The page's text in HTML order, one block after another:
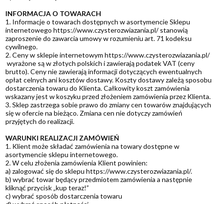
INFORMACJA O TOWARACH
1. Informacje o towarach dostępnych w asortymencie Sklepu
internetowego https://www.czysterozwiazania.pl/ stanowią
zaproszenie do zawarcia umowy w rozumieniu art. 71 kodeksu
cywilnego.
2. Ceny w sklepie internetowym https://www.czysterozwiazania.pl/
wyrażone są w złotych polskich i zawierają podatek VAT (ceny
brutto). Ceny nie zawierają informacji dotyczących ewentualnych
opłat celnych ani kosztów dostawy. Koszty dostawy zależą sposobu
dostarczenia towaru do Klienta. Całkowity koszt zamówienia
wskazany jest w koszyku przed złożeniem zamówienia przez Klienta.
3. Sklep zastrzega sobie prawo do zmiany cen towarów znajdujących
się w ofercie na bieżąco. Zmiana cen nie dotyczy zamówień
przyjętych do realizacji.
WARUNKI REALIZACJI ZAMÓWIEŃ
1. Klient może składać zamówienia na towary dostępne w
asortymencie sklepu internetowego.
2. W celu złożenia zamówienia Klient powinien:
a) zalogować się do sklepu https://www.czysterozwiazania.pl/.
b) wybrać towar będący przedmiotem zamówienia a następnie
kliknąć przycisk „kup teraz!”
c) wybrać sposób dostarczenia towaru